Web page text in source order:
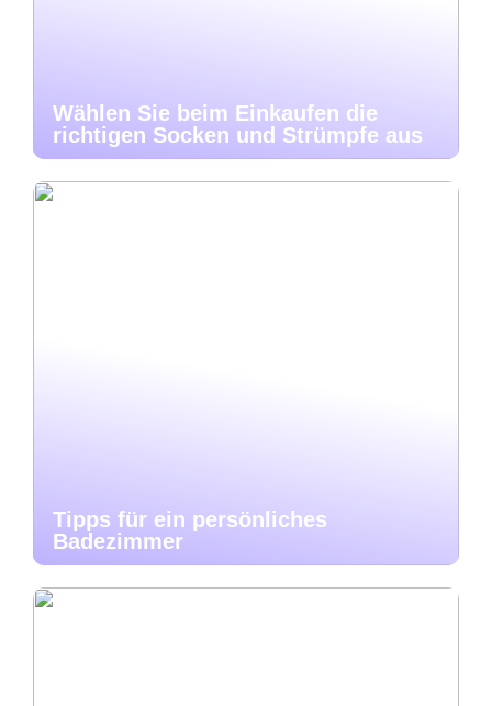
Wählen Sie beim Einkaufen die
richtigen Socken und Strümpfe aus
Tipps für ein persönliches
Badezimmer